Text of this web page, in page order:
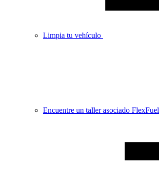
Limpia tu vehículo
Encuentre un taller asociado FlexFuel